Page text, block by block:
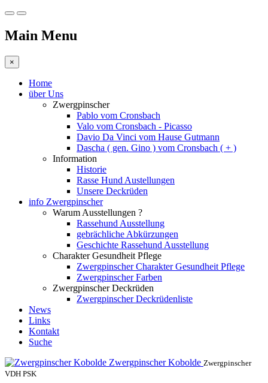
Main Menu
×
Home
über Uns
Zwergpinscher
Pablo vom Cronsbach
Valo vom Cronsbach - Picasso
Davio Da Vinci vom Hause Gutmann
Dascha ( gen. Gino ) vom Cronsbach ( + )
Information
Historie
Rasse Hund Austellungen
Unsere Deckrüden
info Zwergpinscher
Warum Ausstellungen ?
Rassehund Ausstellung
gebrächliche Abkürzungen
Geschichte Rassehund Ausstellung
Charakter Gesundheit Pflege
Zwergpinscher Charakter Gesundheit Pflege
Zwergpinscher Farben
Zwergpinscher Deckrüden
Zwergpinscher Deckrüdenliste
News
Links
Kontakt
Suche
Zwergpinscher Kobolde Zwergpinscher
VDH PSK